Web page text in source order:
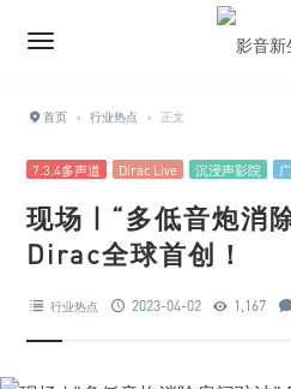
首页 › 行业热点 › 正文
7.3.4多声道 Dirac Live 沉浸声影院
现场 | “多低音炮消
Dirac全球首创！
行业热点 2023-04-02 1,167